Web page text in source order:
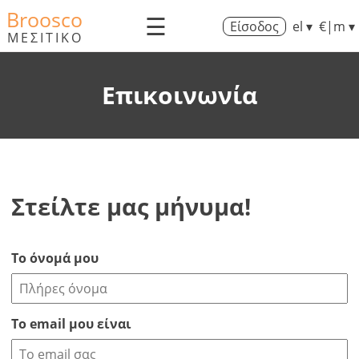
Broosco
ΜΕΣΙΤΙΚΟ ☰ Είσοδος el ▾ €|m ▾
Επικοινωνία
Στείλτε μας μήνυμα!
Το όνομά μου
Το email μου είναι